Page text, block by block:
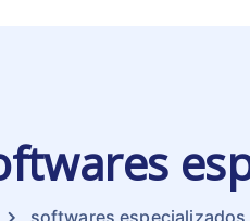
softwares especializados